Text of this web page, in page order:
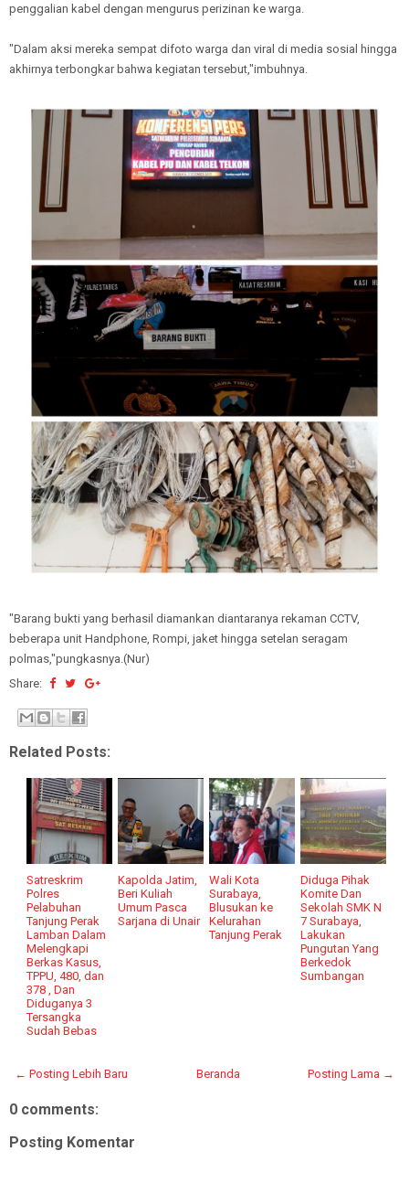
penggalian kabel dengan mengurus perizinan ke warga.
"Dalam aksi mereka sempat difoto warga dan viral di media sosial hingga
akhirnya terbongkar bahwa kegiatan tersebut,"imbuhnya.
"Barang bukti yang berhasil diamankan diantaranya rekaman CCTV,
beberapa unit Handphone, Rompi, jaket hingga setelan seragam
polmas,"pungkasnya.(Nur)
Share:
Related Posts:
Satreskrim
Polres
Pelabuhan
Tanjung Perak
Lamban Dalam
Melengkapi
Berkas Kasus,
TPPU, 480, dan
378 , Dan
Diduganya 3
Tersangka
Sudah Bebas
Kapolda Jatim,
Beri Kuliah
Umum Pasca
Sarjana di Unair
Wali Kota
Surabaya,
Blusukan ke
Kelurahan
Tanjung Perak
Diduga Pihak
Komite Dan
Sekolah SMK N
7 Surabaya,
Lakukan
Pungutan Yang
Berkedok
Sumbangan
← Posting Lebih Baru Posting Lama →
Beranda
0 comments:
Posting Komentar